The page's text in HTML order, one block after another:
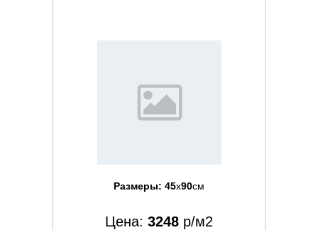
Размеры: 45x90см
Цена: 3248 р/м2